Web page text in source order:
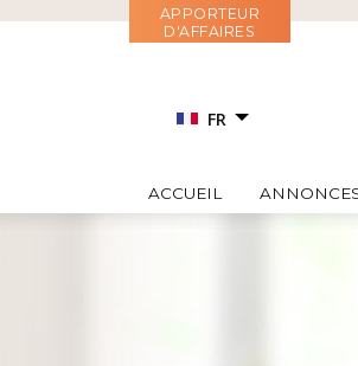
APPORTEUR
D'AFFAIRES
FR
RU
ACCUEIL